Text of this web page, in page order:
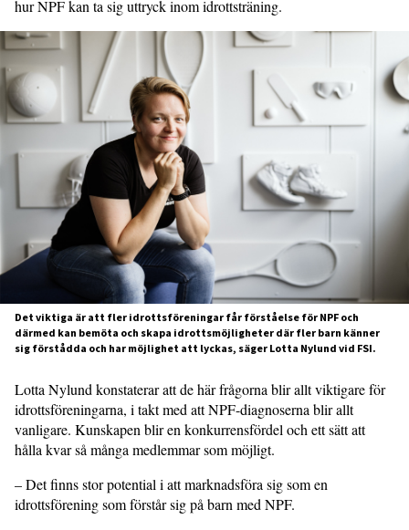
hur NPF kan ta sig uttryck inom idrottsträning.
Det viktiga är att fler idrottsföreningar får förståelse för NPF och
därmed kan bemöta och skapa idrottsmöjligheter där fler barn känner
sig förstådda och har möjlighet att lyckas, säger Lotta Nylund vid FSI.
Lotta Nylund konstaterar att de här frågorna blir allt viktigare för
idrottsföreningarna, i takt med att NPF-diagno­serna blir allt
vanligare. Kunskapen blir en konkurrensfördel och ett sätt att
hålla kvar så många medlemmar som möjligt.
– Det finns stor potential i att mark­nadsföra sig som en
idrottsförening som förstår sig på barn med NPF.